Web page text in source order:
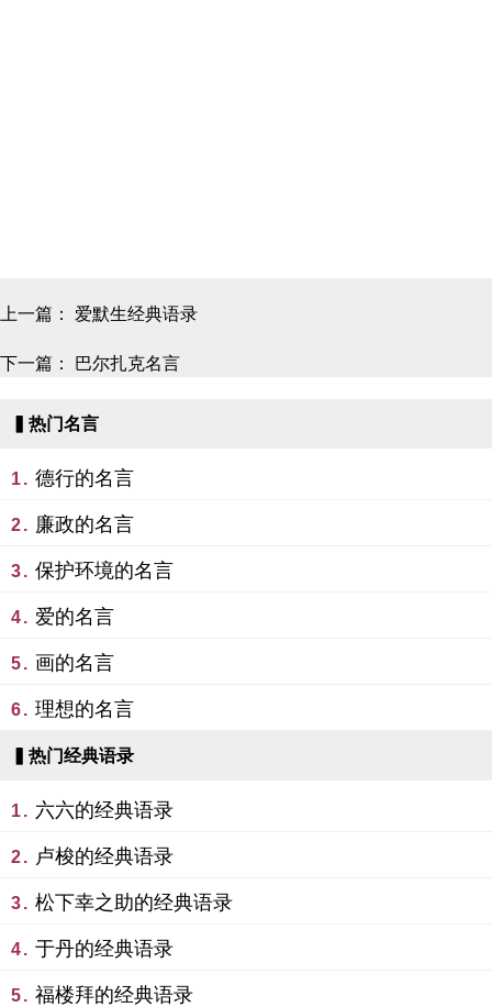
上一篇： 爱默生经典语录
下一篇： 巴尔扎克名言
▍热门名言
1. 德行的名言
2. 廉政的名言
3. 保护环境的名言
4. 爱的名言
5. 画的名言
6. 理想的名言
▍热门经典语录
1. 六六的经典语录
2. 卢梭的经典语录
3. 松下幸之助的经典语录
4. 于丹的经典语录
5. 福楼拜的经典语录